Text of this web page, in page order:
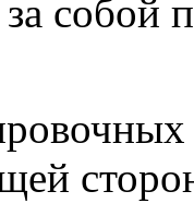
за собой